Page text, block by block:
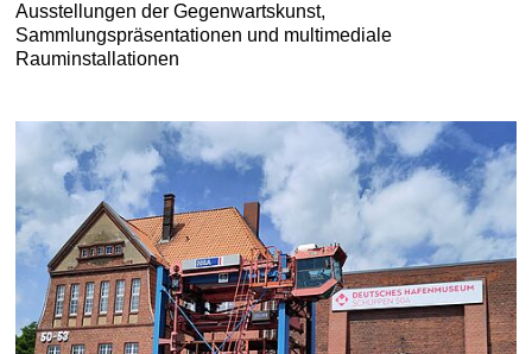
Ausstellungen der Gegenwartskunst,
Sammlungspräsentationen und multimediale
Rauminstallationen